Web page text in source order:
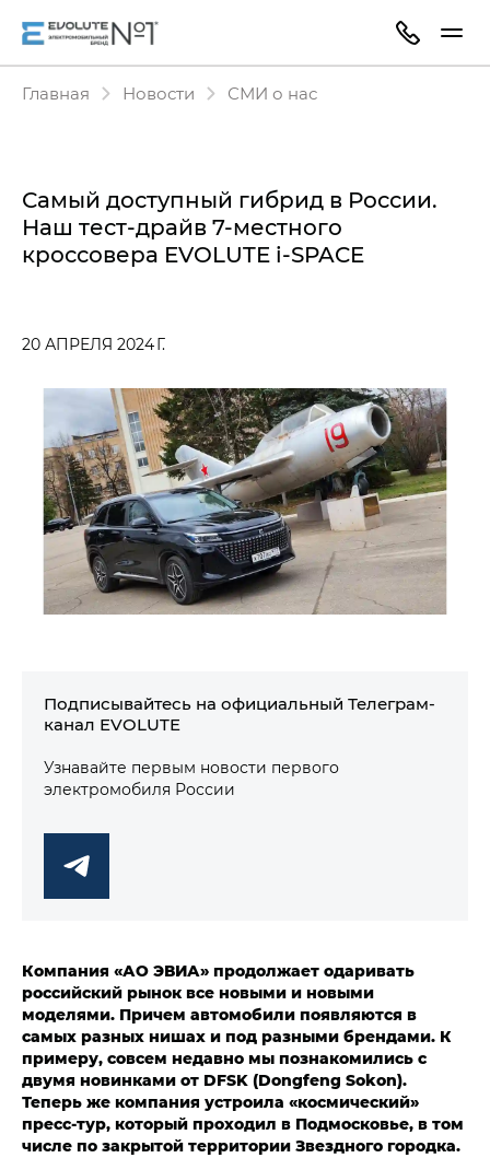
Главная Новости СМИ о нас
Самый доступный гибрид в России.
Наш тест-драйв 7-местного
кроссовера EVOLUTE i‑SPACE
20 АПРЕЛЯ 2024 Г.
Подписывайтесь на официальный Телеграм-
канал EVOLUTE
Узнавайте первым новости первого
электромобиля России
Компания «АО ЭВИА» продолжает одаривать
российский рынок все новыми и новыми
моделями. Причем автомобили появляются в
самых разных нишах и под разными брендами. К
примеру, совсем недавно мы познакомились с
двумя новинками от DFSK (Dongfeng Sokon).
Теперь же компания устроила «космический»
пресс-тур, который проходил в Подмосковье, в том
числе по закрытой территории Звездного городка.